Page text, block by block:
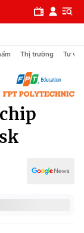
Thị trường Tư vấn